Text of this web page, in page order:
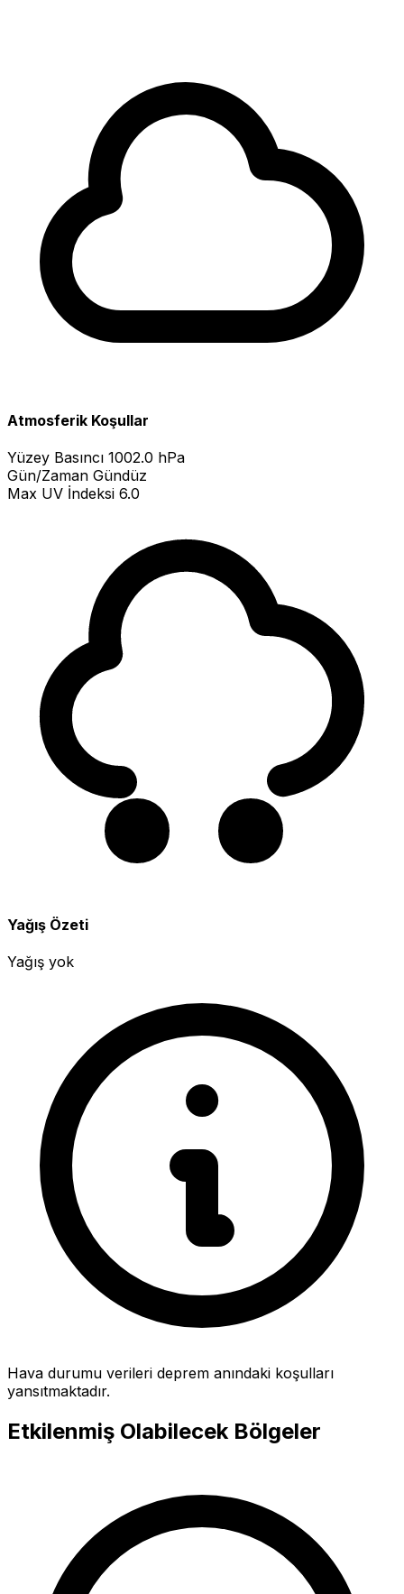
Atmosferik Koşullar
Yüzey Basıncı 1002.0 hPa
Gün/Zaman Gündüz
Max UV İndeksi 6.0
Yağış Özeti
Yağış yok
Hava durumu verileri deprem anındaki koşulları
yansıtmaktadır.
Etkilenmiş Olabilecek Bölgeler